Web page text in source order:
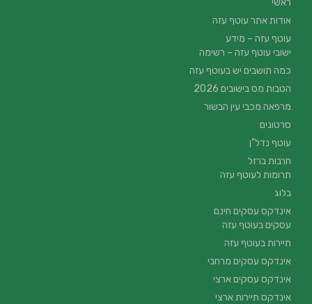
אודות אתר עוטף עזה
עוטף עזה – מידע
ישובי עוטף עזה – רשימה
כמה תושבים יש בעוטף עזה
הטבות מס בישובים 2026
מרפאה מכבי עין הבשור
סרטונים
עוטף נדל”ן
חרבות ברזל
תרומות לעוטף עזה
בלוג
אינדקס עסקים חינם
עסקים בעוטף עזה
תיירות בעוטף עזה
אינדקס עסקים מרחבי
אינדקס עסקים ארצי
אינדקס תיירות ארצי